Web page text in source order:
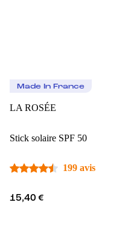
Made In France
LA ROSÉE
Stick solaire SPF 50
199 avis
15,40 €